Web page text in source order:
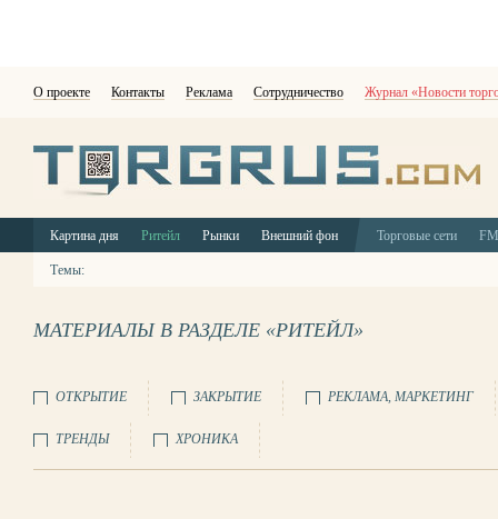
О проекте Контакты Реклама Сотрудничество Журнал «Новости
Картина дня Ритейл Рынки Внешний фон Торговые сети
Темы:
МАТЕРИАЛЫ В РАЗДЕЛЕ «РИТЕЙЛ»
ОТКРЫТИЕ ЗАКРЫТИЕ РЕКЛАМА, МАРКЕТИНГ
ТРЕНДЫ ХРОНИКА